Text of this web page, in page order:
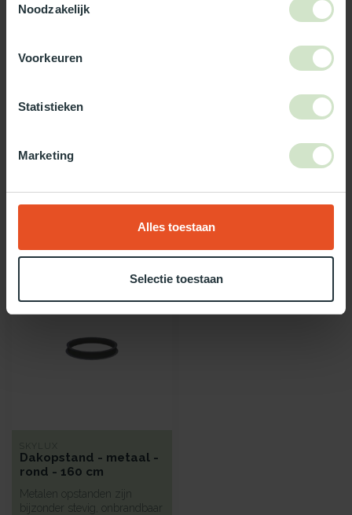
Noodzakelijk
Voorkeuren
Statistieken
Marketing
Alles toestaan
Selectie toestaan
TypeError: Failed to fetch
Twijfel je over welke daglicht oplossing het beste bij jou past?
Recent bekeken
SKYLUX
Dakopstand - metaal -
rond - 160 cm
Metalen opstanden zijn
bijzonder stevig, onbrandbaar